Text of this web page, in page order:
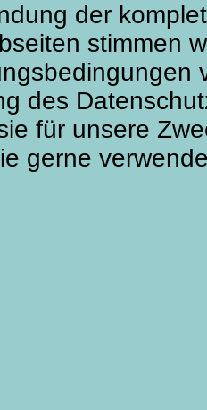
der
stimmen
des
für unsere
gerne